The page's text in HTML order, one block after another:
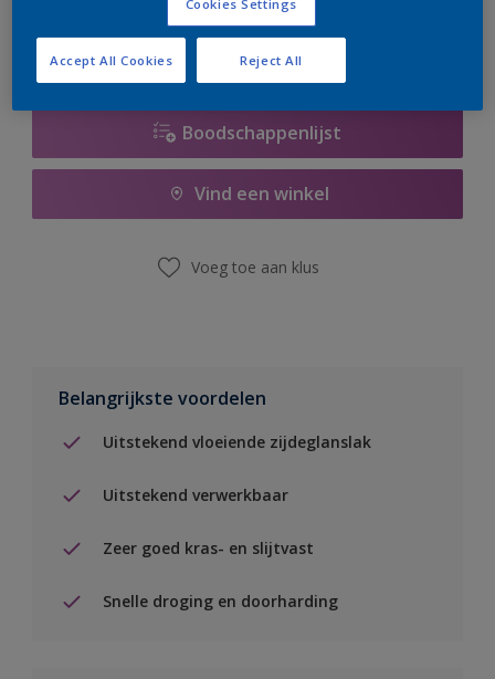
Boodschappenlijst
Vind een winkel
Voeg toe aan klus
Belangrijkste voordelen
Uitstekend vloeiende zijdeglanslak
Uitstekend verwerkbaar
Zeer goed kras- en slijtvast
Snelle droging en doorharding
Cookies Settings
Reject All
Accept All Cookies